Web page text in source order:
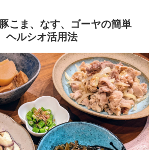
こま、なす、ゴーヤの簡単
ヘルシオ活用法